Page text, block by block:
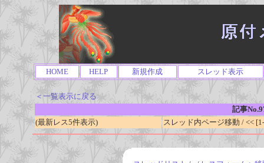
HOME HELP 新規作成 スレッド表示
＜一覧表示に戻る
記事
(最新レス5件表示)
スレッド内ページ移動 / <<